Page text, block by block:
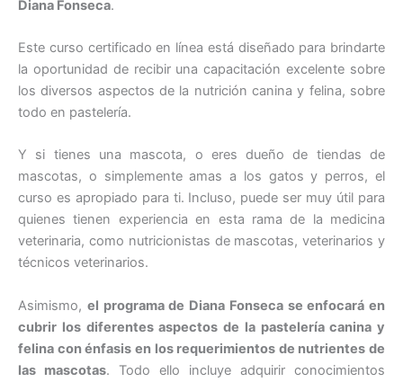
Diana Fonseca.
Este curso certificado en línea está diseñado para brindarte
la oportunidad de recibir una capacitación excelente sobre
los diversos aspectos de la nutrición canina y felina, sobre
todo en pastelería.
Y si tienes una mascota, o eres dueño de tiendas de
mascotas, o simplemente amas a los gatos y perros, el
curso es apropiado para ti. Incluso, puede ser muy útil para
quienes tienen experiencia en esta rama de la medicina
veterinaria, como nutricionistas de mascotas, veterinarios y
técnicos veterinarios.
Asimismo, el programa de Diana Fonseca se enfocará en
cubrir los diferentes aspectos de la pastelería canina y
felina con énfasis en los requerimientos de nutrientes de
las mascotas. Todo ello incluye adquirir conocimientos